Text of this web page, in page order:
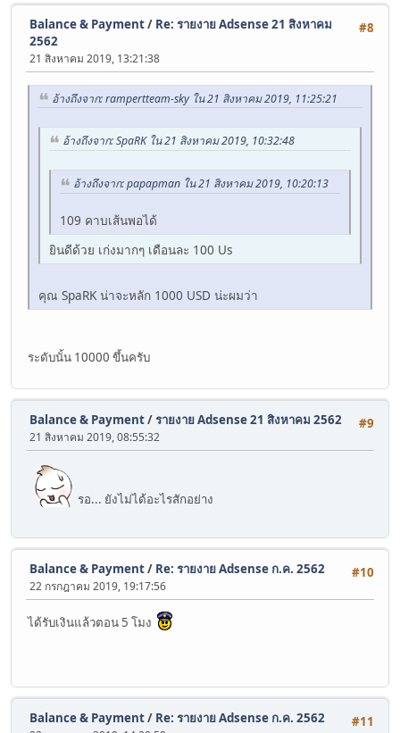
#8
Balance & Payment/ Re: รายงาย Adsense 21 สิงหาคม
2562
21 สิงหาคม 2019, 13:21:38
อ้างถึงจาก: rampertteam-sky ใน 21 สิงหาคม 2019, 11:25:21
อ้างถึงจาก: SpaRK ใน 21 สิงหาคม 2019, 10:32:48
อ้างถึงจาก: papapman ใน 21 สิงหาคม 2019, 10:20:13
109 คาบเส้นพอได้
ยินดีด้วย เก่งมากๆ เดือนละ 100 Us
คุณ SpaRK น่าจะหลัก 1000 USD น่ะผมว่า
ระดับนั้น 10000 ขึ้นครับ
#9
Balance & Payment/รายงาย Adsense 21 สิงหาคม 2562
21 สิงหาคม 2019, 08:55:32
รอ... ยังไม่ได้อะไรสักอย่าง
#10
Balance & Payment/ Re: รายงาย Adsense ก.ค. 2562
22 กรกฎาคม 2019, 19:17:56
ได้รับเงินแล้วตอน 5 โมง
#11
Balance & Payment/ Re: รายงาย Adsense ก.ค. 2562